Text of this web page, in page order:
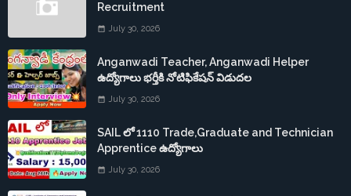
Recruitment
July 30, 2026
Anganwadi Teacher, Anganwadi Helper
ఉద్యోగాలు భర్తీకి నోటిఫికేషన్ విడుదల
July 30, 2026
SAIL లో 1110 Trade,Graduate and Technician
Apprentice ఉద్యోగాలు
July 30, 2026